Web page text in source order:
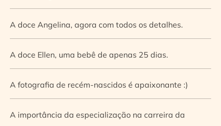
A doce Angelina, agora com todos os detalhes.
A doce Ellen, uma bebê de apenas 25 dias.
A fotografia de recém-nascidos é apaixonante :)
A importância da especialização na carreira da